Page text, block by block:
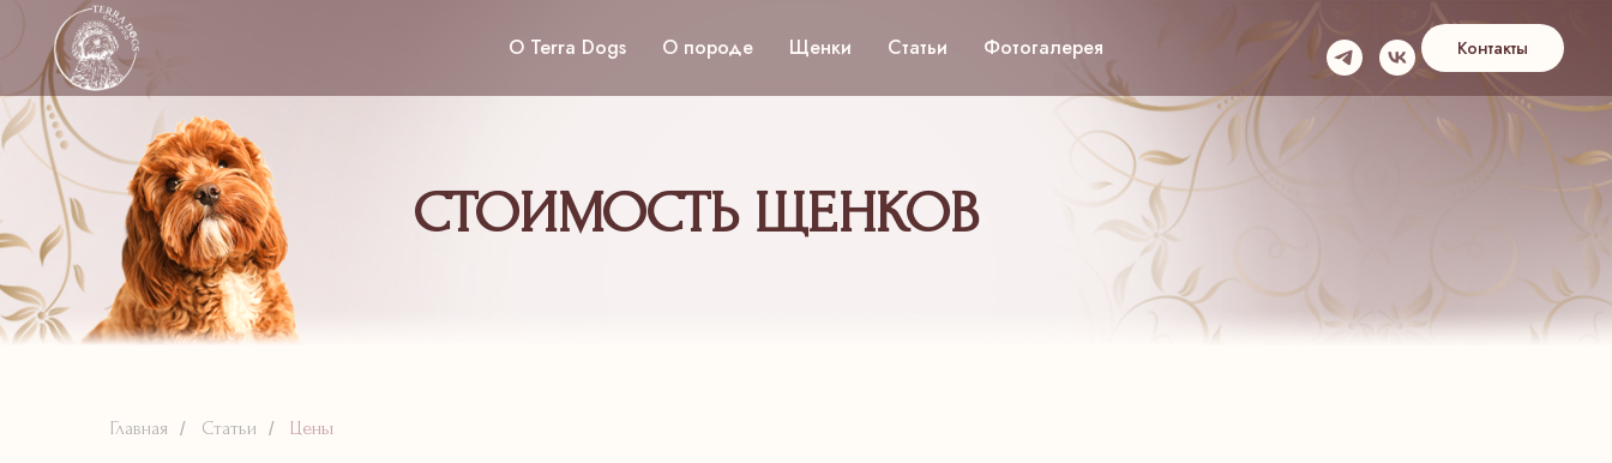
О Terra Dogs О породе Щенки Статьи Фотогалерея Контакты
СТОИМОСТЬ ЩЕНКОВ
Главная / Статьи / Цены